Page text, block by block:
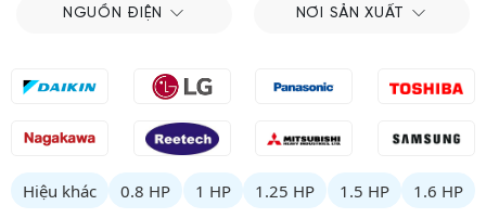
NGUỒN ĐIỆN NƠI SẢN XUẤT
Hiệu khác 0.8 HP 1 HP 1.25 HP 1.5 HP 1.6 HP